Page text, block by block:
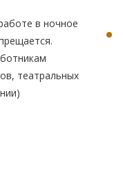
в ночное
театральных